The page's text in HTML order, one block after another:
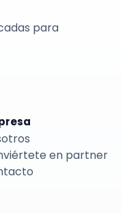
para
en partner